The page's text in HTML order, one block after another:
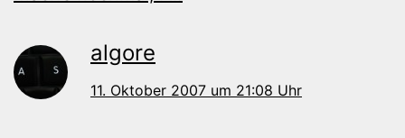
algore
11. Oktober 2007 um 21:08 Uhr